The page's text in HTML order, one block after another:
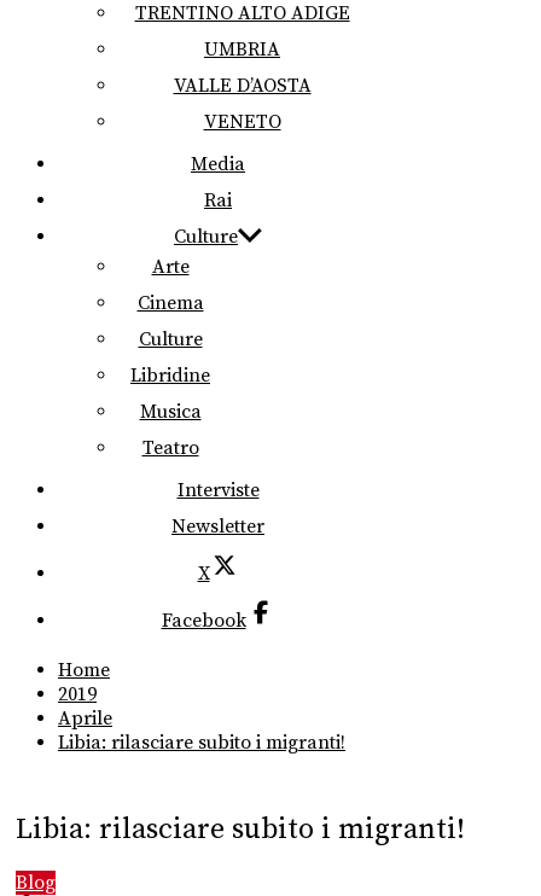
TRENTINO ALTO ADIGE
UMBRIA
VALLE D’AOSTA
VENETO
Media
Rai
Culture
Arte
Cinema
Culture
Libridine
Musica
Teatro
Interviste
Newsletter
X
Facebook
Home
2019
Aprile
Libia: rilasciare subito i migranti!
Libia: rilasciare subito i migranti!
Blog